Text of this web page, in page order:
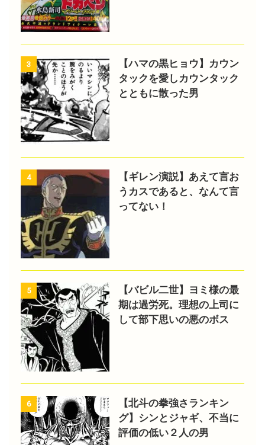
3
【ハマの黒ヒョウ】カウン
タックを愛しカウンタック
とともに散った男
4
【ギレン演説】あえて言お
うカスであると、なんて言
ってない！
5
【バビル二世】ヨミ様の最
期は過労死。理想の上司に
して部下思いの悪のボス
6
【北斗の拳強さランキン
グ】シンとジャギ、不当に
評価の低い２人の男